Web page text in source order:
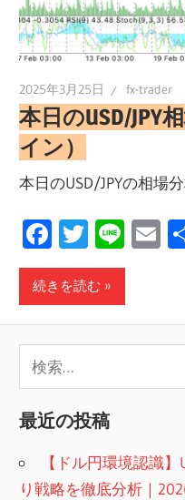
2025年3月25日 fx-trader
本日のUSD/JPY
イン）
本日のUSD/JPYの相場
Facebook
Twitter
Line
続きを読む
索:
最近の投稿
【ドル円環境認識
り戦略を徹底分析｜